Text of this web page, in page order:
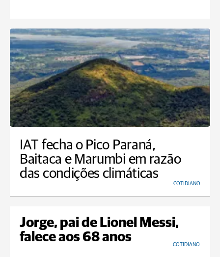
IAT fecha o Pico Paraná,
Baitaca e Marumbi em razão
das condições climáticas
COTIDIANO
Jorge, pai de Lionel Messi,
falece aos 68 anos
COTIDIANO